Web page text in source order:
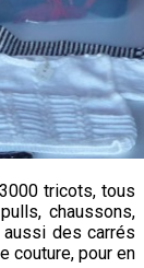
tricots, tous
chaussons,
des carrés
couture, pour en